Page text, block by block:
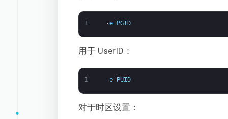
1 -e PGID
用于 UserID：
1 -e PUID
对于时区设置：